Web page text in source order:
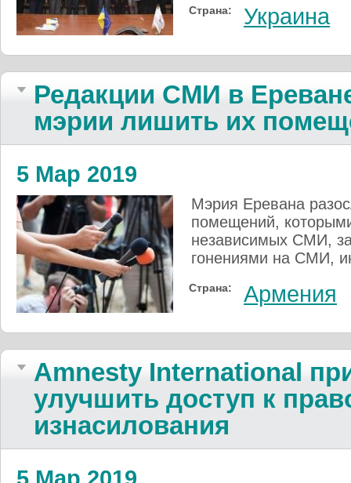
Страна: Украина
Редакции СМИ в
мэрии лишить их
5 Мар 2019
Мэрия Еревана
помещений,
независимых СМИ,
гонениями на СМИ,
Страна: Армения
Amnesty International
улучшить доступ к
изнасилования